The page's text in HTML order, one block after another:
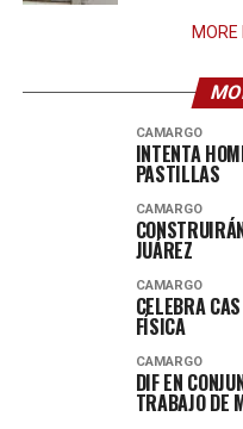
CAMARGO
INTENTA
PASTILLAS
CAMARGO
JUÁREZ
CAMARGO
CELEBRA
FÍSICA
CAMARGO
DIF EN
TRABAJO DE